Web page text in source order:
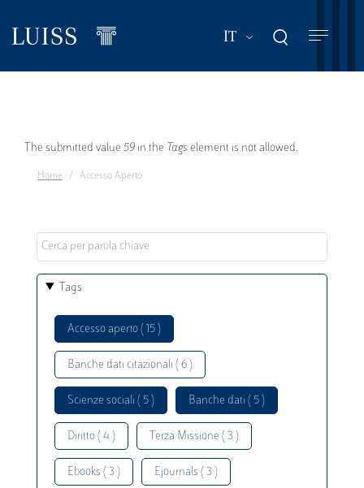
contenuto
IT Mostra ulteriori
Messaggio
di
The submitted value 59 in the Tags element is not allowed.
Home Accesso Aperto
Tags
Accesso aperto ( 15 )
Banche dati citazionali ( 6 )
Scienze sociali ( 5 ) Banche dati ( 5 )
Diritto ( 4 ) Terza Missione ( 3 )
Ebooks ( 3 ) Ejournals ( 3 )